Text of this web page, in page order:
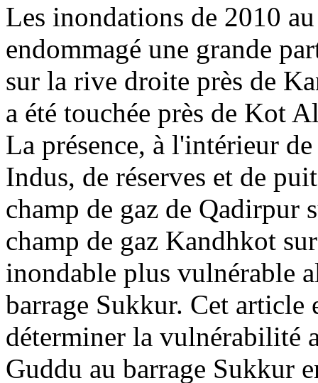
Les inondations de 2010
endommagé une grande
sur la rive droite près de
a été touchée près de Kot
La présence, à l'intérieur
Indus, de réserves et de
champ de gaz de Qadirpur
champ de gaz Kandhkot
inondable plus vulnérable
barrage Sukkur. Cet article
déterminer la vulnérabilité
Guddu au barrage Sukkur